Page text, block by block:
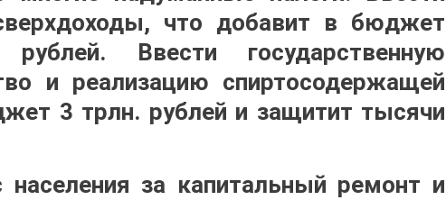
что добавит в бюджет
Ввести государственную
и реализацию спиртосодержащей
3 трлн. рублей и защитит тысячи
за капитальный ремонт и